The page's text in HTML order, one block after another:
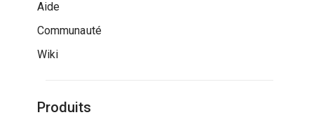
Aide
Communauté
Wiki
Produits